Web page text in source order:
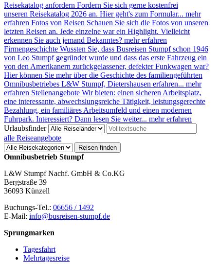
Reisekatalog anfordern Fordern Sie sich gerne kostenfrei
unseren Reisekatalog 2026 an. Hier geht's zum Formular... mehr
erfahren Fotos von Reisen Schauen Sie sich die Fotos von unseren
letzten Reisen an. Jede einzelne war ein Highlight. Vielleicht
erkennen Sie auch jemand Bekanntes? mehr erfahren
Firmengeschichte Wussten Sie, dass Busreisen Stumpf schon 1946
von Leo Stumpf gegründet wurde und dass das erste Fahrzeug ein
von den Amerikanern zurückgelassener, defekter Funkwagen war?
Hier können Sie mehr über die Geschichte des familiengeführten
Omnibusbetriebes L&W Stumpf, Dietershausen erfahren... mehr
erfahren Stellenangebote Wir bieten: einen sicheren Arbeitsplatz,
eine interessante, abwechslungsreiche Tätigkeit, leistungsgerechte
Bezahlung, ein familiäres Arbeitsumfeld und einen modernen
Fuhrpark. Interessiert? Dann lesen Sie weiter... mehr erfahren
Urlaubsfinder
alle Reiseangebote
Reisen finden
Omnibusbetrieb Stumpf
L&W Stumpf Nachf. GmbH & Co.KG
Bergstraße 39
36093 Künzell
Buchungs-Tel.: 06656 / 1492
E-Mail: info@busreisen-stumpf.de
Sprungmarken
Tagesfahrt
Mehrtagesreise